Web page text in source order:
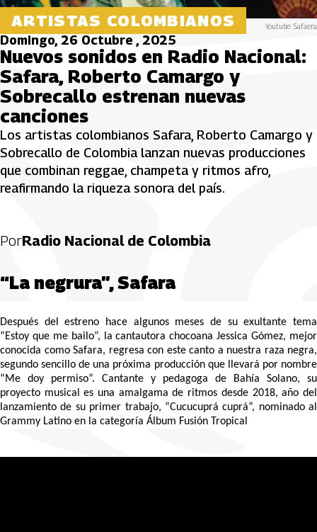
ARTISTAS COLOMBIANOS Youtube: Safaera
Domingo, 26 Octubre , 2025
Nuevos sonidos en Radio Nacional:
Safara, Roberto Camargo y
Sobrecallo estrenan nuevas
canciones
Los artistas colombianos Safara, Roberto Camargo y
Sobrecallo de Colombia lanzan nuevas producciones
que combinan reggae, champeta y ritmos afro,
reafirmando la riqueza sonora del país.
PorRadio Nacional de Colombia
“La negrura”, Safara
Después del estreno hace algunos meses de su exultante tema
“Estoy que me bailo”, la cantautora chocoana Jessica Gómez, mejor
conocida como Safara, regresa con este canto a nuestra raza negra,
segundo sencillo de una próxima producción que llevará por nombre
“Me doy permiso”. Cantante y pedagoga de Bahía Solano, su
proyecto musical es una amalgama de ritmos desde 2018, año del
lanzamiento de su primer trabajo, “Cucucuprá cuprá”, nominado al
Grammy Latino en la categoría Álbum Fusión Tropical